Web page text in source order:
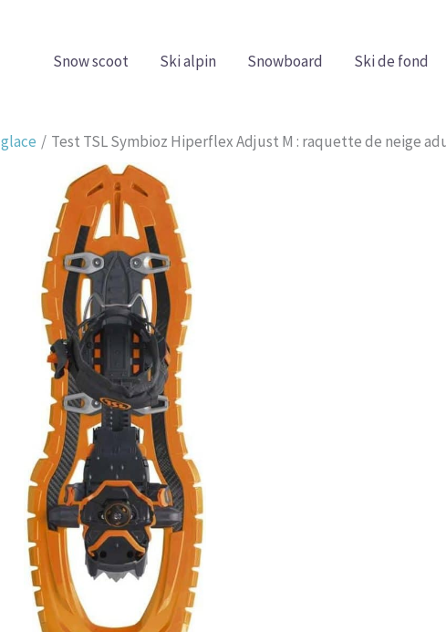
Snow scoot Ski alpin Snowboard Ski de fond
Test TSL Symbioz Hiperflex Adjust M : raquette de neige